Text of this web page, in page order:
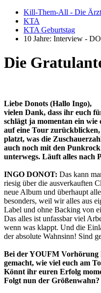
Kill-Them-All - Die
KTA
KTA Geburtstag
10 Jahre: Interview -
Die
Liebe Donots (Hallo Ingo),
vielen Dank, dass ihr euch
schlägt ja momentan ein
auf eine Tour
platzt, was die
auch noch mit den
unterwegs. Läuft alles nach
INGO DONOT: Das kann
riesig über die ausverkauften
neue Album und überhaupt
besonders, weil wir alles aus
Label und ohne Backing von
Das alles ist unfassbar viel
wenn was klappt. Und die
der absolute Wahnsinn! Sind
Bei der YOUFM Vorhörung
gemacht, wie viel euch am
Könnt ihr euren Erfolg
Folgt nun der Größenwahn?